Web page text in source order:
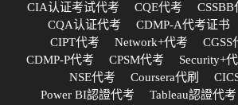
CIA认证考试代考
CQE代考
CQA认证代考
CDMP-A代考证书
CIPT代考
Network+代考 CGSS
CDMP-P代考
CPSM代考 Security+
NSE代考
Coursera代刷
Power BI認證代考
Tableau認證代考